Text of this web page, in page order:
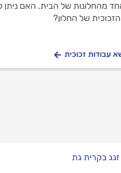
מהחלונות של הבית. האם ניתן
של החלון?
עבודות זכוכית
זגג בקרית גת